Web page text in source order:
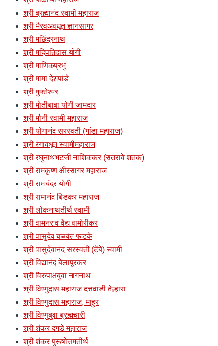
श्री ब्रह्मानंद स्वामी महाराज
श्री भैरवअवधूत ज्ञानसागर
श्री मछिंद्रनाथ
श्री महिपतिदास योगी
श्री माणिकप्रभु
श्री मामा देशपांडे
श्री मुक्तेश्वर
श्री मोतीबाबा योगी जामदार
श्री मौनी स्वामी महाराज
श्री योगानंद सरस्वती (गांडा महाराज)
श्री रंगावधूत स्वामीमहाराज
श्री रघुनाथभटजी नाशिककर (सतरावे शतक)
श्री रामकृष्ण क्षीरसागर महाराज
श्री रामचंद्र योगी
श्री रामानंद बिडकर महाराज
श्री लोकनाथतीर्थ स्वामी
श्री वामनराव वैद्य वामोरीकर
श्री वासुदेव बळवंत फडके
श्री वासुदेवानंद सरस्वती (टेंबे) स्वामी
श्री विद्यानंद बेलापूरकर
श्री विरुपाक्षबुवा नागनाथ
श्री विष्णुदास महाराज दत्तवाडी तेल्हारा
श्री विष्णुदास महाराज, माहुर
श्री विष्णुबुवा ब्रह्मचारी
श्री शंकर दगडे महाराज
श्री शंकर पुरूषोत्तमतीर्थ